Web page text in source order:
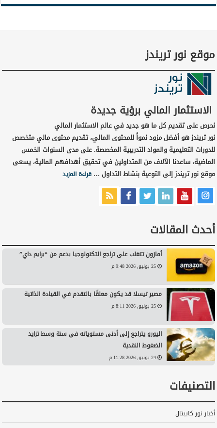
موقع نور تريندز
الاستثمار المالي برؤية جديدة
نحرص على تقديم كل ما هو جديد في عالم الاستثمار المالي
نور تريندز هو أفضل مزود نمواً للمحتوى المالي، تقديم محتوى مالي متخصص
للدورات التعليمية والمواد التدريبية المخصصة. على مدى السنوات الخمس
الماضية، ساعدنا الآلاف من المتداولين في تحقيق أهدافهم المالية، يسعى
موقع نور تريندز إلى التوعية بنشاط التداول …قراءة المزيد
أحدث المقالات
أمازون تتغلب على تراجع التكنولوجيا بدعم من “برايم داي”
25 يونيو, 2026 9:48 م
مصير تيسلا قد يكون معلقًا بالتقدم في القيادة الذاتية
25 يونيو, 2026 8:11 م
اليورو يتراجع إلى أدنى مستوياته في سنة وسط تزايد
الضغوط النقدية
24 يونيو, 2026 11:28 م
التصنيفات
أخبار نور كابيتال